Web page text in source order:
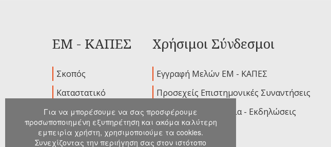
ΕΜ - ΚΑΠΕΣ
Σκοπός
Καταστατικό
Ιδρυτικά Μέλη
Διοικούσα
Επιτροπή
Χρήσιμοι Σύνδεσμοι
Εγγραφή Μελών ΕΜ - ΚΑΠΕΣ
Προσεχείς Επιστημονικές Συναντήσεις
Παλαιότερα Συνέδρια - Εκδηλώσεις
Ανακοινώσεις
Για να μπορέσουμε να σας προσφέρουμε
προσωποποιημένη εξυπηρέτηση και ακόμα καλύτερη
εμπειρία χρήστη, χρησιμοποιούμε τα cookies.
Συνεχίζοντας την περιήγηση σας στον ιστότοπο